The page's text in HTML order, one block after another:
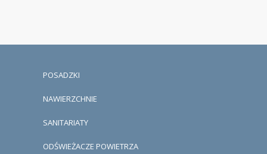
POSADZKI
NAWIERZCHNIE
SANITARIATY
ODŚWIEŻACZE POWIETRZA